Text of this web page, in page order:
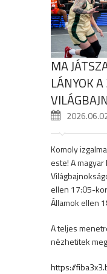
MA
LÁNYOK
Komoly
este! A
ellen 17:05-
Államok ellen
A teljes
nézhetitek
https://